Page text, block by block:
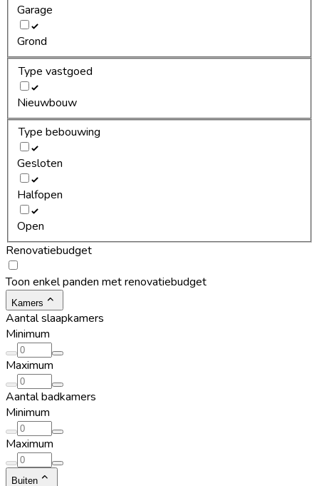
Garage
Grond
Type vastgoed
Nieuwbouw
Type bebouwing
Gesloten
Halfopen
Open
Renovatiebudget
Toon enkel panden met renovatiebudget
Kamers
Aantal slaapkamers
Minimum
Maximum
Aantal badkamers
Minimum
Maximum
Buiten